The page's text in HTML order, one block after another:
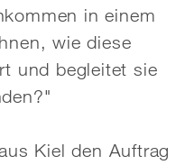
in einem
wie diese
und begleitet sie
Kiel den Auftrag